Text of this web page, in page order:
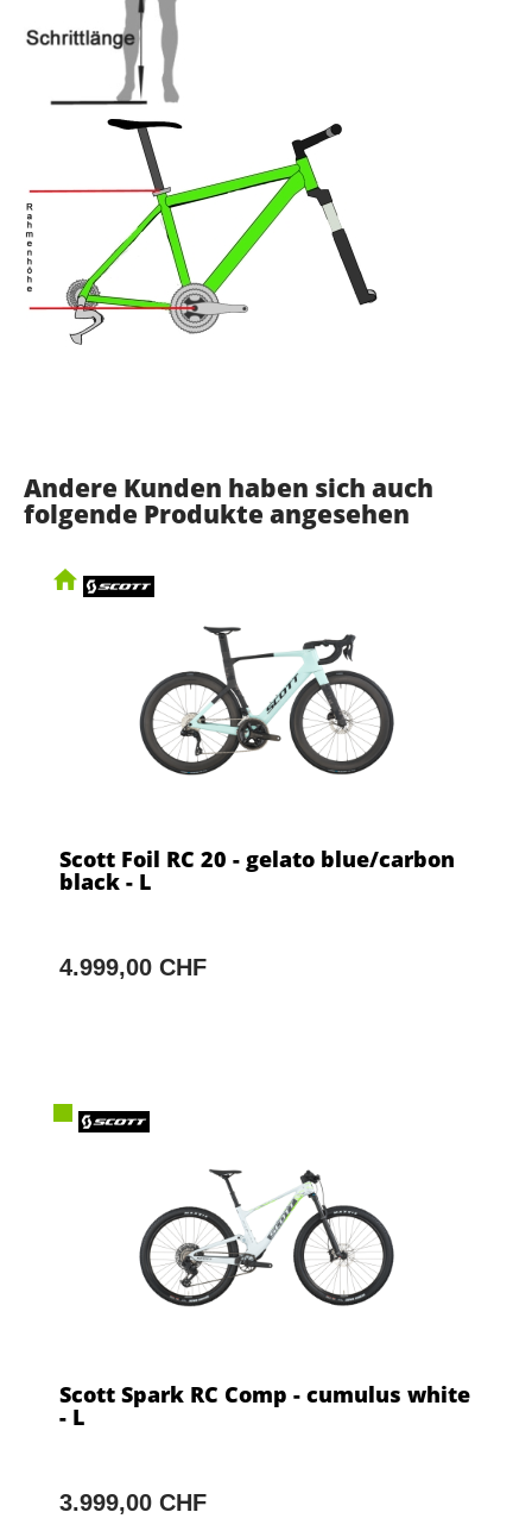
Andere Kunden haben sich auch
folgende Produkte angesehen
Scott Foil RC 20 - gelato blue/carbon
black - L
4.999,00 CHF
Scott Spark RC Comp - cumulus white
- L
3.999,00 CHF